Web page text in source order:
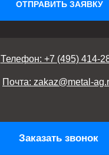
ОТПРАВИТЬ ЗАЯВКУ
Телефон: +7 (495) 414-
Почта: zakaz@metal-
Заказать звонок